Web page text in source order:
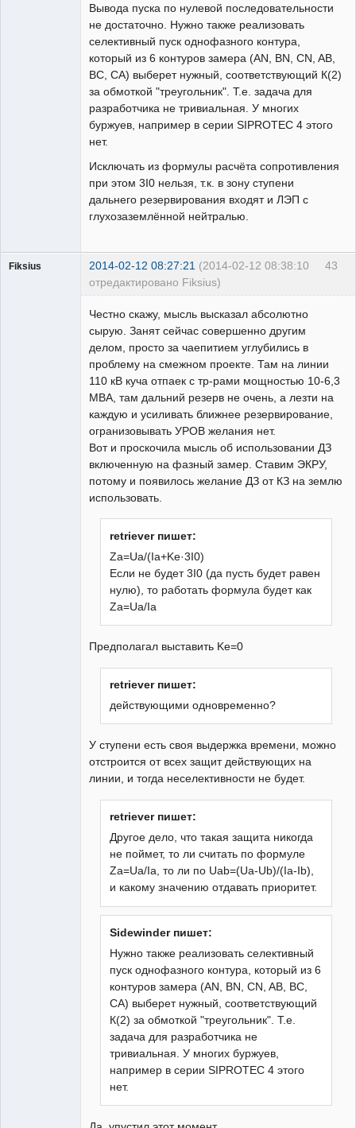
Вывода пуска по нулевой последовательности
не достаточно. Нужно также реализовать
селективный пуск однофазного контура,
который из 6 контуров замера (АN, BN, CN, AB,
BC, CA) выберет нужный, соответствующий К(2)
за обмоткой "треугольник". Т.е. задача для
разработчика не тривиальная. У многих
буржуев, например в серии SIPROTEC 4 этого
нет.
Исключать из формулы расчёта сопротивления
при этом 3I0 нельзя, т.к. в зону ступени
дальнего резервирования входят и ЛЭП с
глухозаземлённой нейтралью.
43
Fiksius 2014-02-12 08:27:21 (2014-02-12 08:38:10
отредактировано Fiksius)
Честно скажу, мысль высказал абсолютно
сырую. Занят сейчас совершенно другим
делом, просто за чаепитием углубились в
проблему на смежном проекте. Там на линии
110 кВ куча отпаек с тр-рами мощностью 10-6,3
МВА, там дальний резерв не очень, а лезти на
каждую и усиливать ближнее резервирование,
огранизовывать УРОВ желания нет.
Вот и проскочила мысль об использовании ДЗ
включенную на фазный замер. Ставим ЭКРУ,
потому и появилось желание ДЗ от КЗ на землю
использовать.
retriever пишет:
Za=Ua/(Ia+Ke·3I0)
Если не будет 3I0 (да пусть будет равен
нулю), то работать формула будет как
Za=Ua/Ia
Предполагал выставить Ke=0
retriever пишет:
действующими одновременно?
У ступени есть своя выдержка времени, можно
отстроится от всех защит действующих на
линии, и тогда неселективности не будет.
retriever пишет:
Другое дело, что такая защита никогда
не поймет, то ли считать по формуле
Za=Ua/Ia, то ли по Uab=(Ua-Ub)/(Ia-Ib),
и какому значению отдавать приоритет.
Sidewinder пишет:
Нужно также реализовать селективный
пуск однофазного контура, который из 6
контуров замера (АN, BN, CN, AB, BC,
CA) выберет нужный, соответствующий
К(2) за обмоткой "треугольник". Т.е.
задача для разработчика не
тривиальная. У многих буржуев,
например в серии SIPROTEC 4 этого
нет.